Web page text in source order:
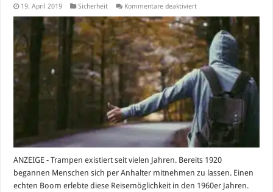
19. April 2019 Sicherheit Kommentare deaktiviertfür
–
eine
lange
Tradition
ANZEIGE - Trampen existiert seit vielen Jahren. Bereits 1920
begannen Menschen sich per Anhalter mitnehmen zu lassen. Einen
echten Boom erlebte diese Reisemöglichkeit in den 1960er Jahren.